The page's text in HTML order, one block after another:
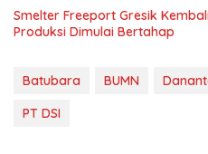
Smelter Freeport Gresik
Produksi Dimulai Bertahap
Batubara BUMN
PT DSI